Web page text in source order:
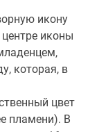
икону
иконы
которая, в
цвет
пламени). В